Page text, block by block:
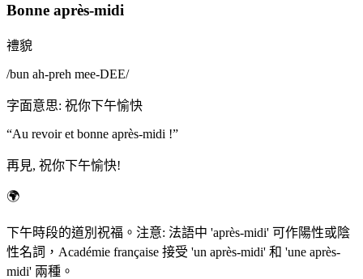
Bonne après-midi
禮貌
/bun ah-preh mee-DEE/
字面意思: 祝你下午愉快
“Au revoir et bonne après-midi !”
再見, 祝你下午愉快!
🌍
下午時段的道別祝福。注意: 法語中 'après-midi' 可作陽性或陰
性名詞，Académie française 接受 'un après-midi' 和 'une après-
midi' 兩種。